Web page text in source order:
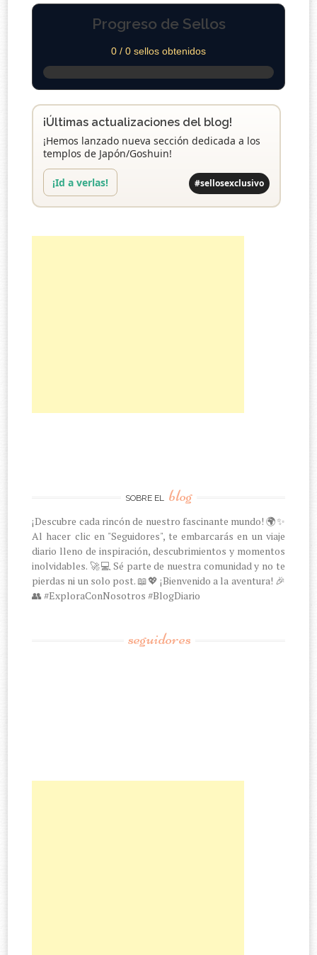
Progreso de Sellos
0 / 0 sellos obtenidos
¡Últimas actualizaciones del blog!
¡Hemos lanzado nueva sección dedicada a los
templos de Japón/Goshuin!
¡Id a verlas! #sellosexclusivo
SOBRE EL blog
¡Descubre cada rincón de nuestro fascinante mundo! 🌍✨
Al hacer clic en "Seguidores", te embarcarás en un viaje
diario lleno de inspiración, descubrimientos y momentos
inolvidables. 🚀💻 Sé parte de nuestra comunidad y no te
pierdas ni un solo post. 📖💖 ¡Bienvenido a la aventura! 🎉
👥 #ExploraConNosotros #BlogDiario
seguidores